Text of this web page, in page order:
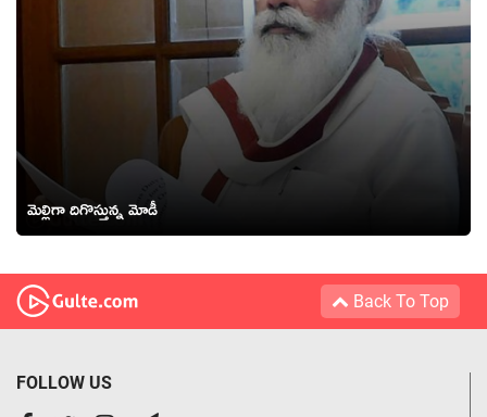
మెల్లిగా దిగొస్తున్న మోడీ
Back To Top
FOLLOW US